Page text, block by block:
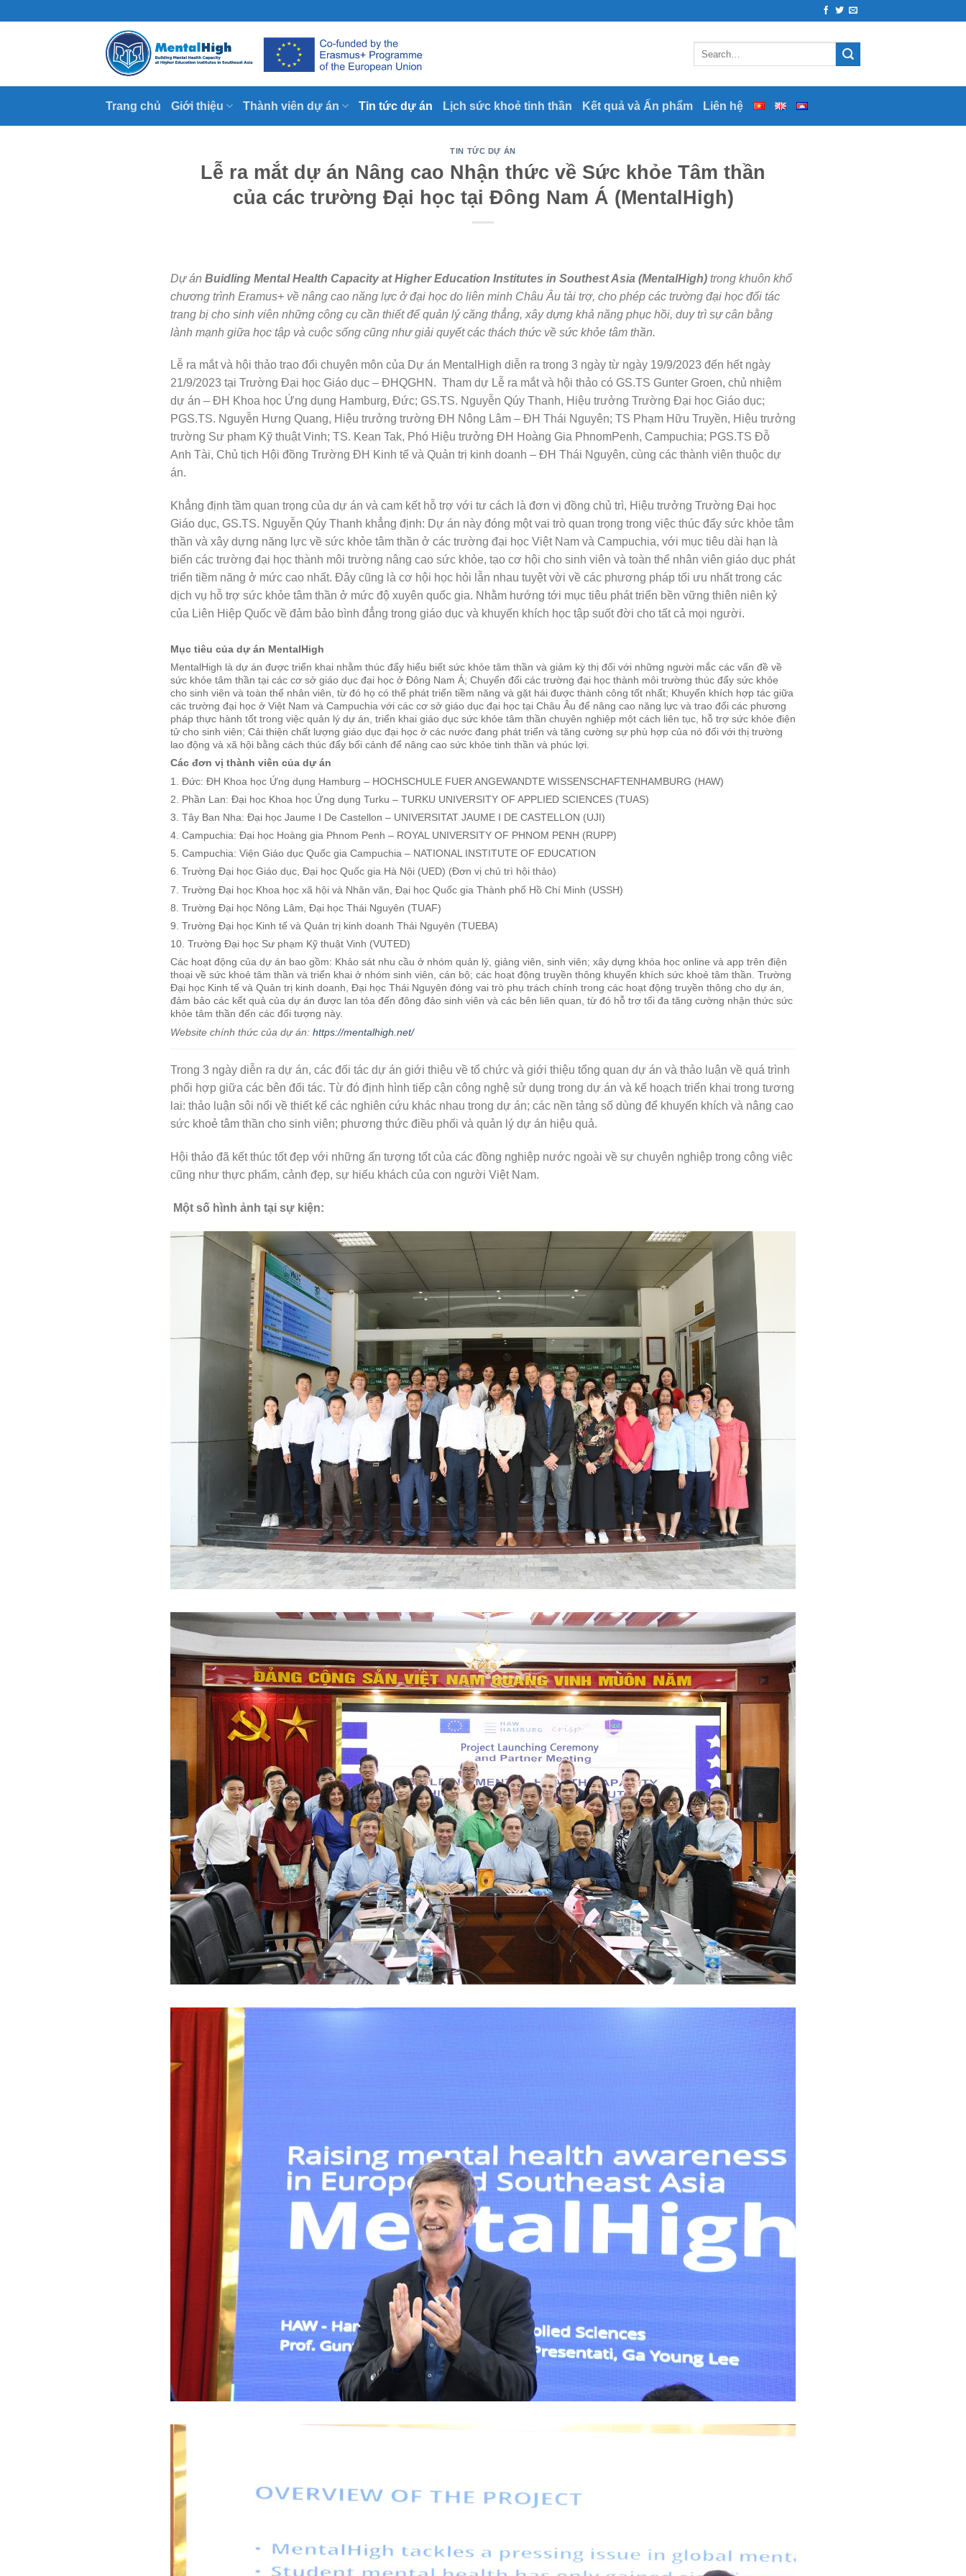
Trang chủ Giới thiệu Thành viên dự án Tin tức dự án Lịch sức khoẻ tinh thần Kết quả và Ấn phẩm Liên hệ
TIN TỨC DỰ ÁN
Lễ ra mắt dự án Nâng cao Nhận thức về Sức khỏe Tâm thần
của các trường Đại học tại Đông Nam Á (MentalHigh)
Dự án Buidling Mental Health Capacity at Higher Education Institutes in Southest Asia (MentalHigh) trong khuôn khổ
chương trình Eramus+ về nâng cao năng lực ở đại học do liên minh Châu Âu tài trợ, cho phép các trường đại học đối tác
trang bị cho sinh viên những công cụ cần thiết để quản lý căng thẳng, xây dựng khả năng phục hồi, duy trì sự cân bằng
lành mạnh giữa học tập và cuộc sống cũng như giải quyết các thách thức về sức khỏe tâm thần.
Lễ ra mắt và hội thảo trao đổi chuyên môn của Dự án MentalHigh diễn ra trong 3 ngày từ ngày 19/9/2023 đến hết ngày
21/9/2023 tại Trường Đại học Giáo dục – ĐHQGHN. Tham dự Lễ ra mắt và hội thảo có GS.TS Gunter Groen, chủ nhiệm
dự án – ĐH Khoa học Ứng dụng Hamburg, Đức; GS.TS. Nguyễn Qúy Thanh, Hiệu trưởng Trường Đại học Giáo dục;
PGS.TS. Nguyễn Hưng Quang, Hiệu trưởng trường ĐH Nông Lâm – ĐH Thái Nguyên; TS Phạm Hữu Truyền, Hiệu trưởng
trường Sư phạm Kỹ thuật Vinh; TS. Kean Tak, Phó Hiệu trưởng ĐH Hoàng Gia PhnomPenh, Campuchia; PGS.TS Đỗ
Anh Tài, Chủ tịch Hội đồng Trường ĐH Kinh tế và Quản trị kinh doanh – ĐH Thái Nguyên, cùng các thành viên thuộc dự
án.
Khẳng định tầm quan trọng của dự án và cam kết hỗ trợ với tư cách là đơn vị đồng chủ trì, Hiệu trưởng Trường Đại học
Giáo dục, GS.TS. Nguyễn Qúy Thanh khẳng định: Dự án này đóng một vai trò quan trọng trong việc thúc đẩy sức khỏe tâm
thần và xây dựng năng lực về sức khỏe tâm thần ở các trường đại học Việt Nam và Campuchia, với mục tiêu dài hạn là
biến các trường đại học thành môi trường nâng cao sức khỏe, tạo cơ hội cho sinh viên và toàn thể nhân viên giáo dục phát
triển tiềm năng ở mức cao nhất. Đây cũng là cơ hội học hỏi lẫn nhau tuyệt vời về các phương pháp tối ưu nhất trong các
dịch vụ hỗ trợ sức khỏe tâm thần ở mức độ xuyên quốc gia. Nhằm hướng tới mục tiêu phát triển bền vững thiên niên kỷ
của Liên Hiệp Quốc về đảm bảo bình đẳng trong giáo dục và khuyến khích học tập suốt đời cho tất cả mọi người.
Mục tiêu của dự án MentalHigh
MentalHigh là dự án được triển khai nhằm thúc đẩy hiểu biết sức khỏe tâm thần và giảm kỳ thị đối với những người mắc các vấn đề về
sức khỏe tâm thần tại các cơ sở giáo dục đại học ở Đông Nam Á; Chuyển đổi các trường đại học thành môi trường thúc đẩy sức khỏe
cho sinh viên và toàn thể nhân viên, từ đó họ có thể phát triển tiềm năng và gặt hái được thành công tốt nhất; Khuyến khích hợp tác giữa
các trường đại học ở Việt Nam và Campuchia với các cơ sở giáo dục đại học tại Châu Âu để nâng cao năng lực và trao đổi các phương
pháp thực hành tốt trong việc quản lý dự án, triển khai giáo dục sức khỏe tâm thần chuyên nghiệp một cách liên tục, hỗ trợ sức khỏe điện
tử cho sinh viên; Cải thiện chất lượng giáo dục đại học ở các nước đang phát triển và tăng cường sự phù hợp của nó đối với thị trường
lao động và xã hội bằng cách thúc đẩy bối cảnh để nâng cao sức khỏe tinh thần và phúc lợi.
Các đơn vị thành viên của dự án
1. Đức: ĐH Khoa học Ứng dụng Hamburg – HOCHSCHULE FUER ANGEWANDTE WISSENSCHAFTENHAMBURG (HAW)
2. Phần Lan: Đại học Khoa học Ứng dụng Turku – TURKU UNIVERSITY OF APPLIED SCIENCES (TUAS)
3. Tây Ban Nha: Đại học Jaume I De Castellon – UNIVERSITAT JAUME I DE CASTELLON (UJI)
4. Campuchia: Đại học Hoàng gia Phnom Penh – ROYAL UNIVERSITY OF PHNOM PENH (RUPP)
5. Campuchia: Viện Giáo dục Quốc gia Campuchia – NATIONAL INSTITUTE OF EDUCATION
6. Trường Đại học Giáo dục, Đại học Quốc gia Hà Nội (UED) (Đơn vị chủ trì hội thảo)
7. Trường Đại học Khoa học xã hội và Nhân văn, Đại học Quốc gia Thành phố Hồ Chí Minh (USSH)
8. Trường Đại học Nông Lâm, Đại học Thái Nguyên (TUAF)
9. Trường Đại học Kinh tế và Quản trị kinh doanh Thái Nguyên (TUEBA)
10. Trường Đại học Sư phạm Kỹ thuật Vinh (VUTED)
Các hoạt động của dự án bao gồm: Khảo sát nhu cầu ở nhóm quản lý, giảng viên, sinh viên; xây dựng khóa học online và app trên điện
thoại về sức khoẻ tâm thần và triển khai ở nhóm sinh viên, cán bộ; các hoạt động truyền thông khuyến khích sức khoẻ tâm thần. Trường
Đại học Kinh tế và Quản trị kinh doanh, Đại học Thái Nguyên đóng vai trò phụ trách chính trong các hoạt động truyền thông cho dự án,
đảm bảo các kết quả của dự án được lan tỏa đến đông đảo sinh viên và các bên liên quan, từ đó hỗ trợ tối đa tăng cường nhận thức sức
khỏe tâm thần đến các đối tượng này.
Website chính thức của dự án: https://mentalhigh.net/
Trong 3 ngày diễn ra dự án, các đối tác dự án giới thiệu về tổ chức và giới thiệu tổng quan dự án và thảo luận về quá trình
phối hợp giữa các bên đối tác. Từ đó định hình tiếp cận công nghệ sử dụng trong dự án và kế hoạch triển khai trong tương
lai: thảo luận sôi nổi về thiết kế các nghiên cứu khác nhau trong dự án; các nền tảng số dùng để khuyến khích và nâng cao
sức khoẻ tâm thần cho sinh viên; phương thức điều phối và quản lý dự án hiệu quả.
Hội thảo đã kết thúc tốt đẹp với những ấn tượng tốt của các đồng nghiệp nước ngoài về sự chuyên nghiệp trong công việc
cũng như thực phẩm, cảnh đẹp, sự hiếu khách của con người Việt Nam.
Một số hình ảnh tại sự kiện: